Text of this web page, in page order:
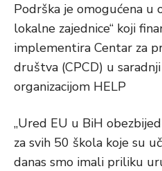
Podrška je omogućena u
lokalne zajednice“ koji
implementira Centar za
društva (CPCD) u
organizacijom HELP
„Ured EU u BiH
za svih 50 škola koje su
danas smo imali priliku